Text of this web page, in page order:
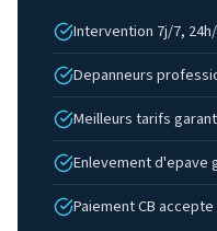
Intervention 7j/7,
Depanneurs
Meilleurs tarifs
Enlevement d'epave
Paiement CB accepte